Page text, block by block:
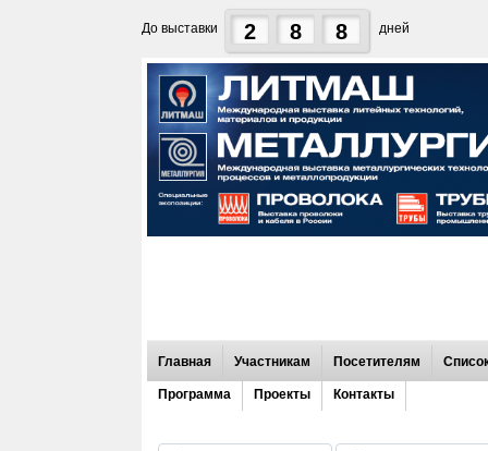
До выставки 2 8 8 дней
Главная Участникам Посетителям
Программа Проекты Контакты